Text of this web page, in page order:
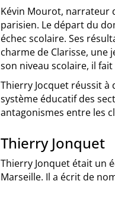
Kévin Mourot, narrateur
parisien. Le départ du
échec scolaire. Ses
charme de Clarisse, une
son niveau scolaire, il
Thierry Jocquet réussit à
système éducatif des
antagonismes entre les
Thierry Jonquet
Thierry Jonquet était un
Marseille. Il a écrit de